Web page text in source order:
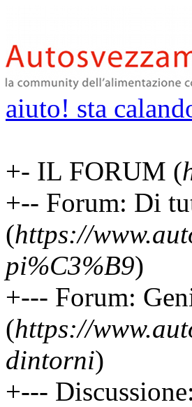
aiuto! sta
+- IL FORUM (
+-- Forum: Di
(https://
pi%C3%B9)
+--- Forum:
(https://
dintorni)
+---